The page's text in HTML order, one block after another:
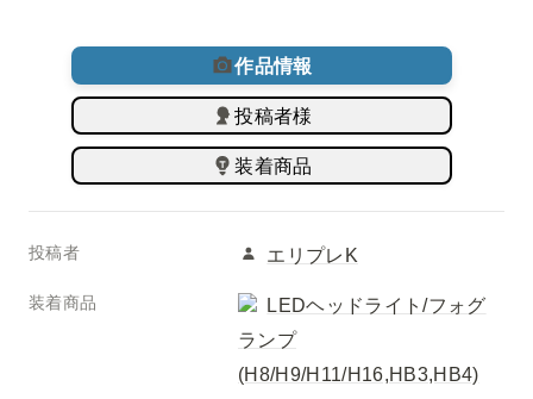
作品情報
投稿者様
装着商品
投稿者 エリプレK
装着商品
LEDヘッドライト/フォグ
ランプ
(H8/H9/H11/H16,HB3,HB4)